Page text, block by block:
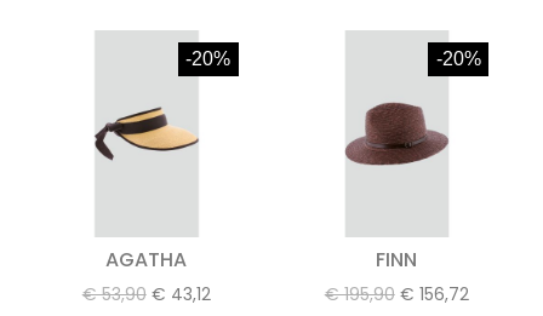
-20%
AGATHA
€ 53,90 € 43,12
-20%
FINN
€ 195,90 € 156,72